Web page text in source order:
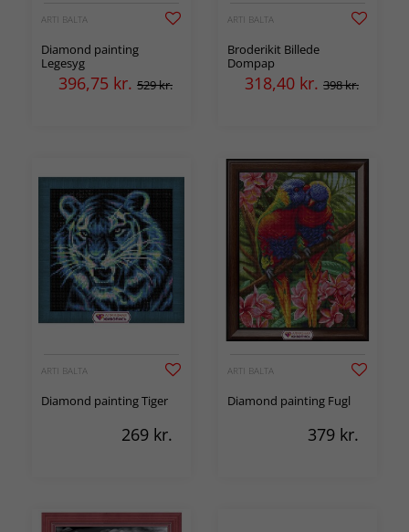
ARTI BALTA
Diamond painting
Legesyg
396,75 kr. 529 kr.
ARTI BALTA
Broderikit Billede
Dompap
318,40 kr. 398 kr.
ARTI BALTA
Diamond painting Tiger
269 kr.
ARTI BALTA
Diamond painting Fugl
379 kr.